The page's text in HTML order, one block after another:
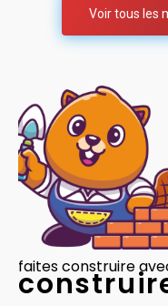
Voir tous les
faites construire